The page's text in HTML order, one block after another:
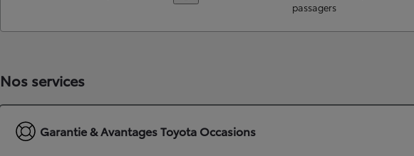
passagers
Nos services
Garantie & Avantages Toyota Occasions